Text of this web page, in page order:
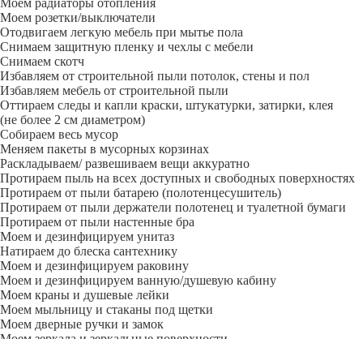
Моем радиаторы отопления
Моем розетки/выключатели
Отодвигаем легкую мебель при мытье пола
Снимаем защитную пленку и чехлы с мебели
Снимаем скотч
Избавляем от строительной пыли потолок, стены и пол
Избавляем мебель от строительной пыли
Оттираем следы и капли краски, штукатурки, затирки, клея
(не более 2 см диаметром)
Собираем весь мусор
Меняем пакеты в мусорных корзинах
Раскладываем/ развешиваем вещи аккуратно
Протираем пыль на всех доступных и свободных поверхностях
Протираем от пыли батарею (полотенцесушитель)
Протираем от пыли держатели полотенец и туалетной бумаги
Протираем от пыли настенные бра
Моем и дезинфицируем унитаз
Натираем до блеска сантехнику
Моем и дезинфицируем раковину
Моем и дезинфицируем ванную/душевую кабину
Моем краны и душевые лейки
Моем мыльницу и стаканы под щетки
Моем дверные ручки и замок